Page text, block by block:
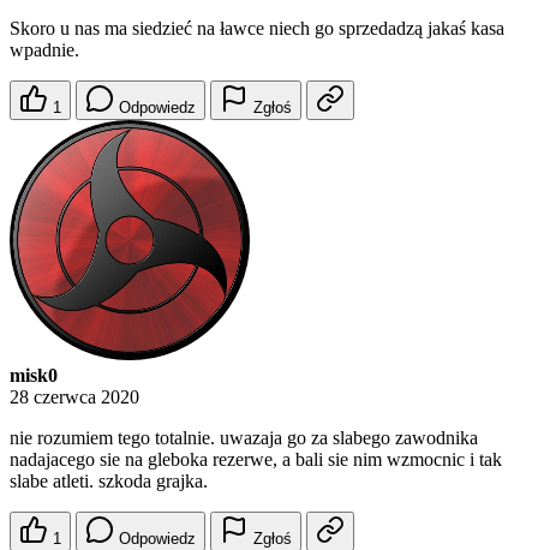
Skoro u nas ma siedzieć na ławce niech go sprzedadzą jakaś kasa
wpadnie.
1 Odpowiedz Zgłoś
misk0
28 czerwca 2020
nie rozumiem tego totalnie. uwazaja go za slabego zawodnika
nadajacego sie na gleboka rezerwe, a bali sie nim wzmocnic i tak
slabe atleti. szkoda grajka.
1 Odpowiedz Zgłoś